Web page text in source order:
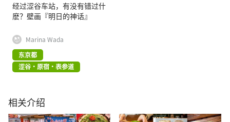
经过涩谷车站，有没有错过什
麽？壁画『明日的神话』
Marina Wada
东京都
涩谷・原宿・表参道
相关介绍